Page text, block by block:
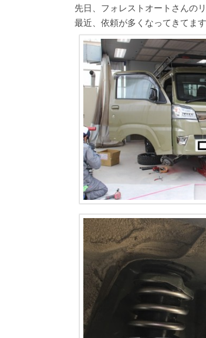
先日、フォレストオートさんの
最近、依頼が多くなってきてま